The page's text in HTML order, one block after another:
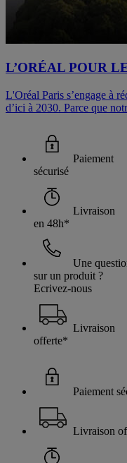
L’ORÉAL POUR
L'Oréal Paris s’engage à
d’ici à 2030. Parce que
Paiement
sécurisé
Livraison
en 48h*
Une
sur un produit ?
Ecrivez-nous
Livraison
offerte*
Paiement
Livraison